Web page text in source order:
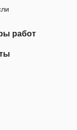
работ